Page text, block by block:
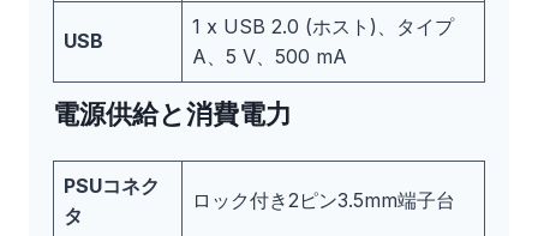
USB
1 x USB 2.0 (ホスト)、タイプ
A、5 V、500 mA
電源供給と消費電力
PSUコネク
タ
ロック付き2ピン3.5mm端子台